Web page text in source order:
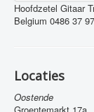
Hoofdzetel Gitaar
Belgium 0486 37
Locaties
Oostende
Groentemarkt 17a